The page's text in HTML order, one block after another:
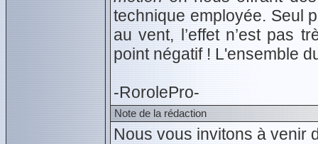
technique employée. Seul
au vent, l’effet n’est pas
point négatif ! L'ensemble
-RorolePro-
Note de la rédaction
Nous vous invitons à venir